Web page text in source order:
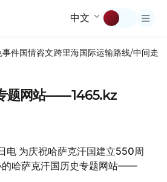
中文
事件国情咨文跨里海国际运输路线/中间走廊
题网站——1465.kz
电 为庆祝哈萨克汗国建立550周
的哈萨克汗国历史专题网站——